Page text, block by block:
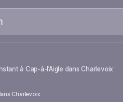
à Cap-à-l’Aigle dans Charlevoix
Charlevoix